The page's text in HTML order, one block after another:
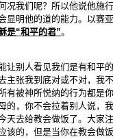
况我们呢？所以他说他施
显明他的道的能力。以赛
是“和平的君”。
让别人看见我们是有和平
主张我到底对或不对，我
有被神所悦纳的行为都是
的，你不会拉着别人说，
天去给教会做饭了。大家
该的，但是当你在教会做